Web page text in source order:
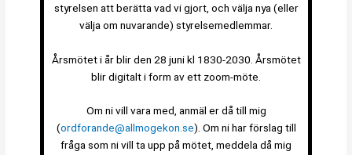
styrelsen att berätta vad vi gjort, och välja nya (eller
välja om nuvarande) styrelsemedlemmar.
Årsmötet i år blir den 28 juni kl 1830-2030. Årsmötet
blir digitalt i form av ett zoom-möte.
Om ni vill vara med, anmäl er då till mig
(ordforande@allmogekon.se). Om ni har förslag till
fråga som ni vill ta upp på mötet, meddela då mig